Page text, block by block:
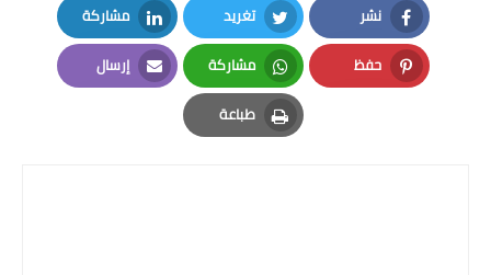
نشر
Facebook
تغريد
Twitter
مشاركة
LinkedIn
حفظ
Pinterest
مشاركة
Whatsapp
إرسال
Email
طباعة
Print